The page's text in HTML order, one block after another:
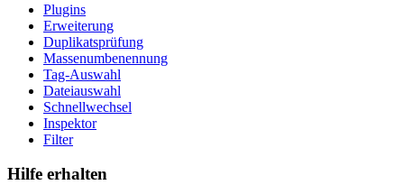
Plugins
Erweiterung
Duplikatsprüfung
Massenumbenennung
Tag-Auswahl
Dateiauswahl
Schnellwechsel
Inspektor
Filter
Hilfe erhalten